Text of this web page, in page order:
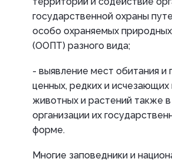
государственной охраны
особо охраняемых
(ООПТ) разного вида;
- выявление мест обитания и
ценных, редких и исчезающих
животных и растений также в
организации их
форме.
Многие заповедники и